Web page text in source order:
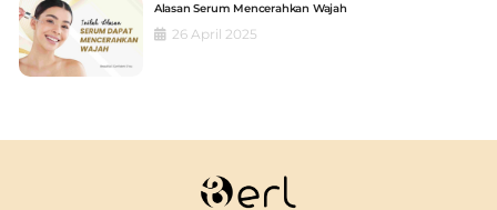
Alasan Serum Mencerahkan Wajah
26 April 2025